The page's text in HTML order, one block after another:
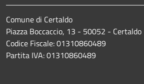
Comune di Certaldo
Piazza Boccaccio, 13 - 50052 - Certaldo
Codice Fiscale: 01310860489
Partita IVA: 01310860489